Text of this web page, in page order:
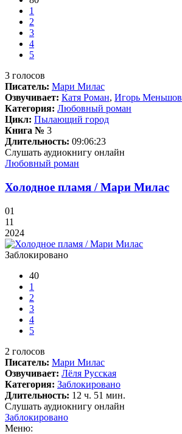
1
2
3
4
5
3 голосов
Писатель: Мари Милас
Озвучивает: Катя Роман, Игорь Меньшов
Категория: Любовный роман
Цикл: Пылающий город
Книга № 3
Длительность: 09:06:23
Слушать аудиокнигу онлайн
Любовный роман
Холодное пламя / Мари Милас
01
11
2024
Заблокировано
40
1
2
3
4
5
2 голосов
Писатель: Мари Милас
Озвучивает: Лёля Русская
Категория: Заблокировано
Длительность: 12 ч. 51 мин.
Слушать аудиокнигу онлайн
Заблокировано
Меню: